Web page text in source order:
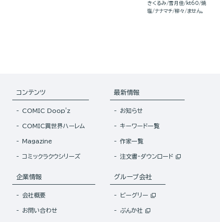
きくるみ 雪月佳 kt60 焼
塩 ナナマチ 柳々 ません。
コンテンツ
COMIC Doop'z
COMIC異世界ハーレム
Magazine
コミックラクウシリーズ
最新情報
お知らせ
キーワード一覧
作家一覧
注文書・ダウンロード
企業情報
会社概要
お問い合わせ
グループ会社
ビーグリー
ぶんか社